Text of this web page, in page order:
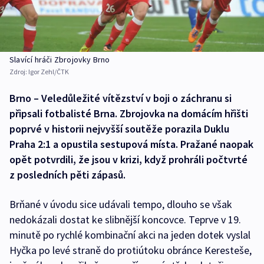
Slavící hráči Zbrojovky Brno
Zdroj: Igor Zehl/ČTK
Brno – Veledůležité vítězství v boji o záchranu si
připsali fotbalisté Brna. Zbrojovka na domácím hřišti
poprvé v historii nejvyšší soutěže porazila Duklu
Praha 2:1 a opustila sestupová místa. Pražané naopak
opět potvrdili, že jsou v krizi, když prohráli počtvrté
z posledních pěti zápasů.
Brňané v úvodu sice udávali tempo, dlouho se však
nedokázali dostat ke slibnější koncovce. Teprve v 19.
minutě po rychlé kombinační akci na jeden dotek vyslal
Hyčka po levé straně do protiútoku obránce Keresteše,